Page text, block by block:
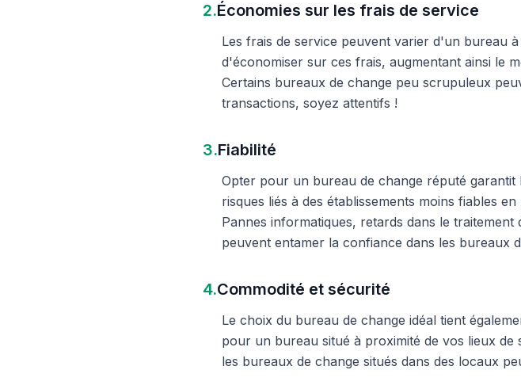
2.Économies sur les frais de service
Les frais de service peuvent varier d'un bureau
d'économiser sur ces frais, augmentant ainsi le
Certains bureaux de change peu scrupuleux
transactions, soyez attentifs !
3.Fiabilité
Opter pour un bureau de change réputé garantit
risques liés à des établissements moins fiables
Pannes informatiques, retards dans le
peuvent entamer la confiance dans les bureaux
4.Commodité et sécurité
Le choix du bureau de change idéal tient
pour un bureau situé à proximité de vos lieux
les bureaux de change situés dans des locaux